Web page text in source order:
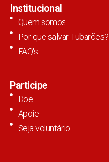
Institucional
Quem somos
Por que salvar Tubarões?
FAQ's
Participe
Doe
Apoie
Seja voluntário